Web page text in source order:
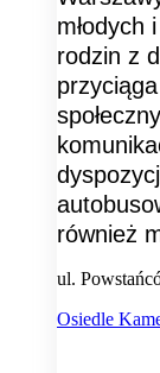
młodych
rodzin z
również
ul.
Osiedle